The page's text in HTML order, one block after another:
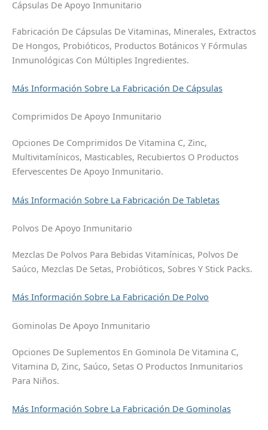
Cápsulas De Apoyo Inmunitario
Fabricación De Cápsulas De Vitaminas, Minerales, Extractos
De Hongos, Probióticos, Productos Botánicos Y Fórmulas
Inmunológicas Con Múltiples Ingredientes.
Más Información Sobre La Fabricación De Cápsulas
Comprimidos De Apoyo Inmunitario
Opciones De Comprimidos De Vitamina C, Zinc,
Multivitamínicos, Masticables, Recubiertos O Productos
Efervescentes De Apoyo Inmunitario.
Más Información Sobre La Fabricación De Tabletas
Polvos De Apoyo Inmunitario
Mezclas De Polvos Para Bebidas Vitamínicas, Polvos De
Saúco, Mezclas De Setas, Probióticos, Sobres Y Stick Packs.
Más Información Sobre La Fabricación De Polvo
Gominolas De Apoyo Inmunitario
Opciones De Suplementos En Gominola De Vitamina C,
Vitamina D, Zinc, Saúco, Setas O Productos Inmunitarios
Para Niños.
Más Información Sobre La Fabricación De Gominolas